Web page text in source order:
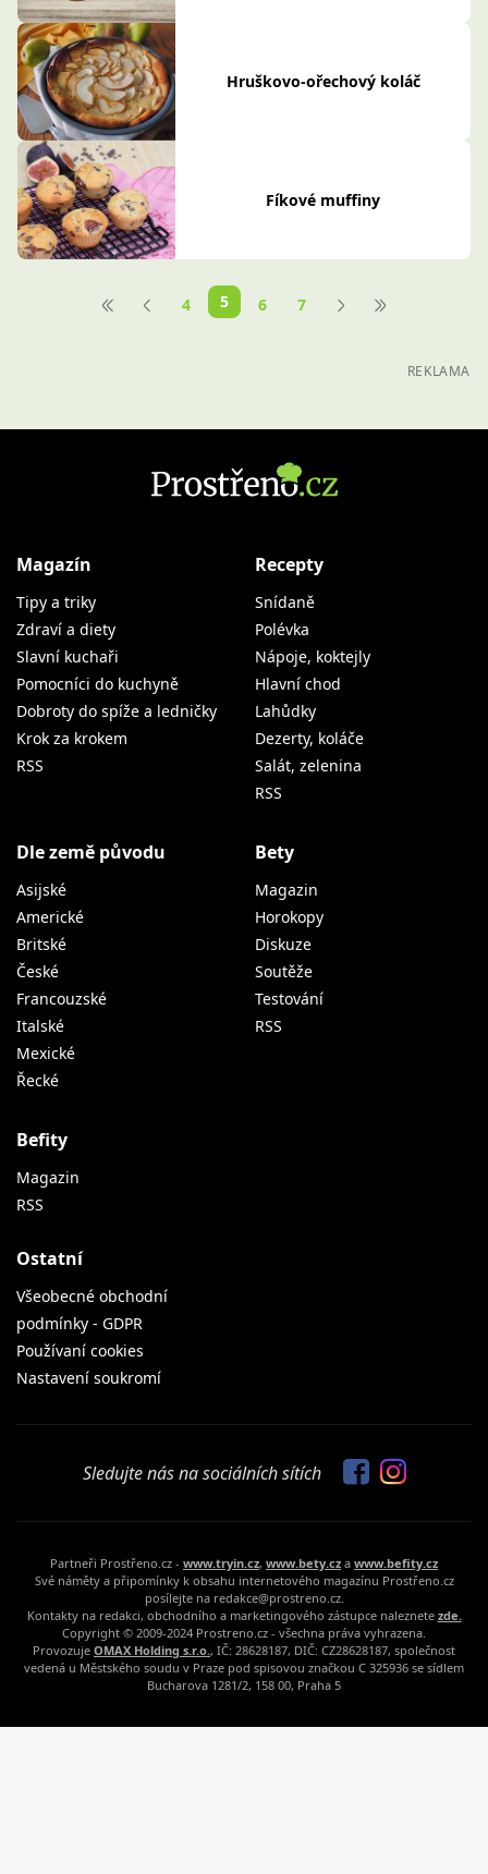
Hruškovo-ořechový koláč
Fíkové muffiny
4 5 6 7
REKLAMA
Magazín
Tipy a triky
Zdraví a diety
Slavní kuchaři
Pomocníci do kuchyně
Dobroty do spíže a ledničky
Krok za krokem
RSS
Recepty
Snídaně
Polévka
Nápoje, koktejly
Hlavní chod
Lahůdky
Dezerty, koláče
Salát, zelenina
RSS
Dle země původu
Asijské
Americké
Britské
České
Francouzské
Italské
Mexické
Řecké
Bety
Magazin
Horokopy
Diskuze
Soutěže
Testování
RSS
Befity
Magazin
RSS
Ostatní
Všeobecné obchodní
podmínky - GDPR
Používaní cookies
Nastavení soukromí
Sledujte nás na sociálních sítích
Partneři Prostřeno.cz - www.tryin.cz, www.bety.cz a www.befity.cz
Své náměty a připomínky k obsahu internetového magazínu Prostřeno.cz
posílejte na redakce@prostreno.cz.
Kontakty na redakci, obchodního a marketingového zástupce naleznete zde.
Copyright © 2009-2024 Prostreno.cz - všechna práva vyhrazena.
Provozuje OMAX Holding s.r.o., IČ: 28628187, DIČ: CZ28628187, společnost
vedená u Městského soudu v Praze pod spisovou značkou C 325936 se sídlem
Bucharova 1281/2, 158 00, Praha 5